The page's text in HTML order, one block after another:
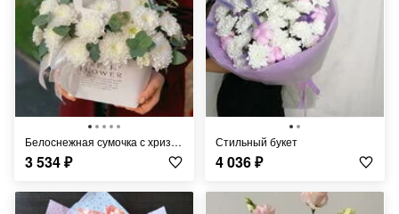
Белоснежная сумочка с хризантемой эвкалиптом
3 534₽
Стильный букет
4 036₽